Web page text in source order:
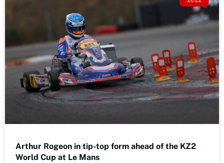
Arthur Rogeon in tip-top form ahead of the KZ2
World Cup at Le Mans